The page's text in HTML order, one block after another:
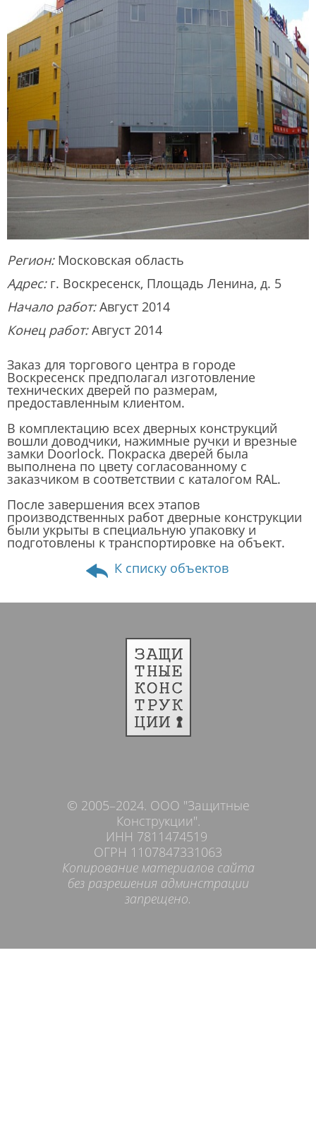
Регион:Московская область
Адрес:г. Воскресенск, Площадь Ленина, д. 5
Начало работ:Август 2014
Конец работ:Август 2014
Заказ для торгового центра в городе
Воскресенск предполагал изготовление
технических дверей по размерам,
предоставленным клиентом.
В комплектацию всех дверных конструкций
вошли доводчики, нажимные ручки и врезные
замки Doorlock. Покраска дверей была
выполнена по цвету согласованному с
заказчиком в соответствии с каталогом RAL.
После завершения всех этапов
производственных работ дверные конструкции
были укрыты в специальную упаковку и
подготовлены к транспортировке на объект.
К списку объектов
© 2005–2024. ООО "Защитные
Конструкции".
ИНН 7811474519
ОГРН 1107847331063
Копирование материалов сайта
без разрешения админстрации
запрещено.